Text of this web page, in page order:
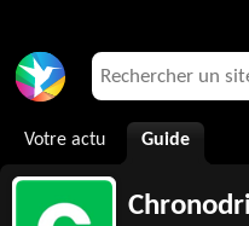
Votre actu Guide